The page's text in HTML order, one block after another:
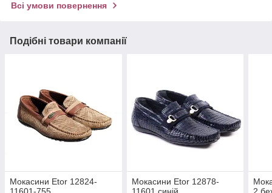
Всі умови повернення
Подібні товари компанії
Мокасини Etor 12824-
Мокасини Etor 12878-